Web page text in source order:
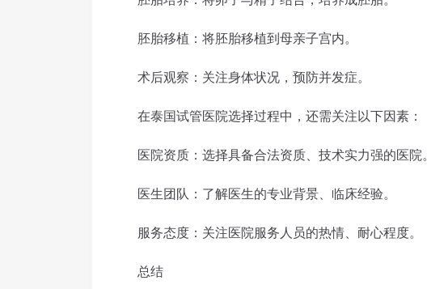
胚胎移植：将胚胎移植到母亲子宫内。
术后观察：关注身体状况，预防并发症。
在泰国试管医院选择过程中，还需关注以下因素：
医院资质：选择具备合法资质、技术实力强的医院。
医生团队：了解医生的专业背景、临床经验。
服务态度：关注医院服务人员的热情、耐心程度。
总结